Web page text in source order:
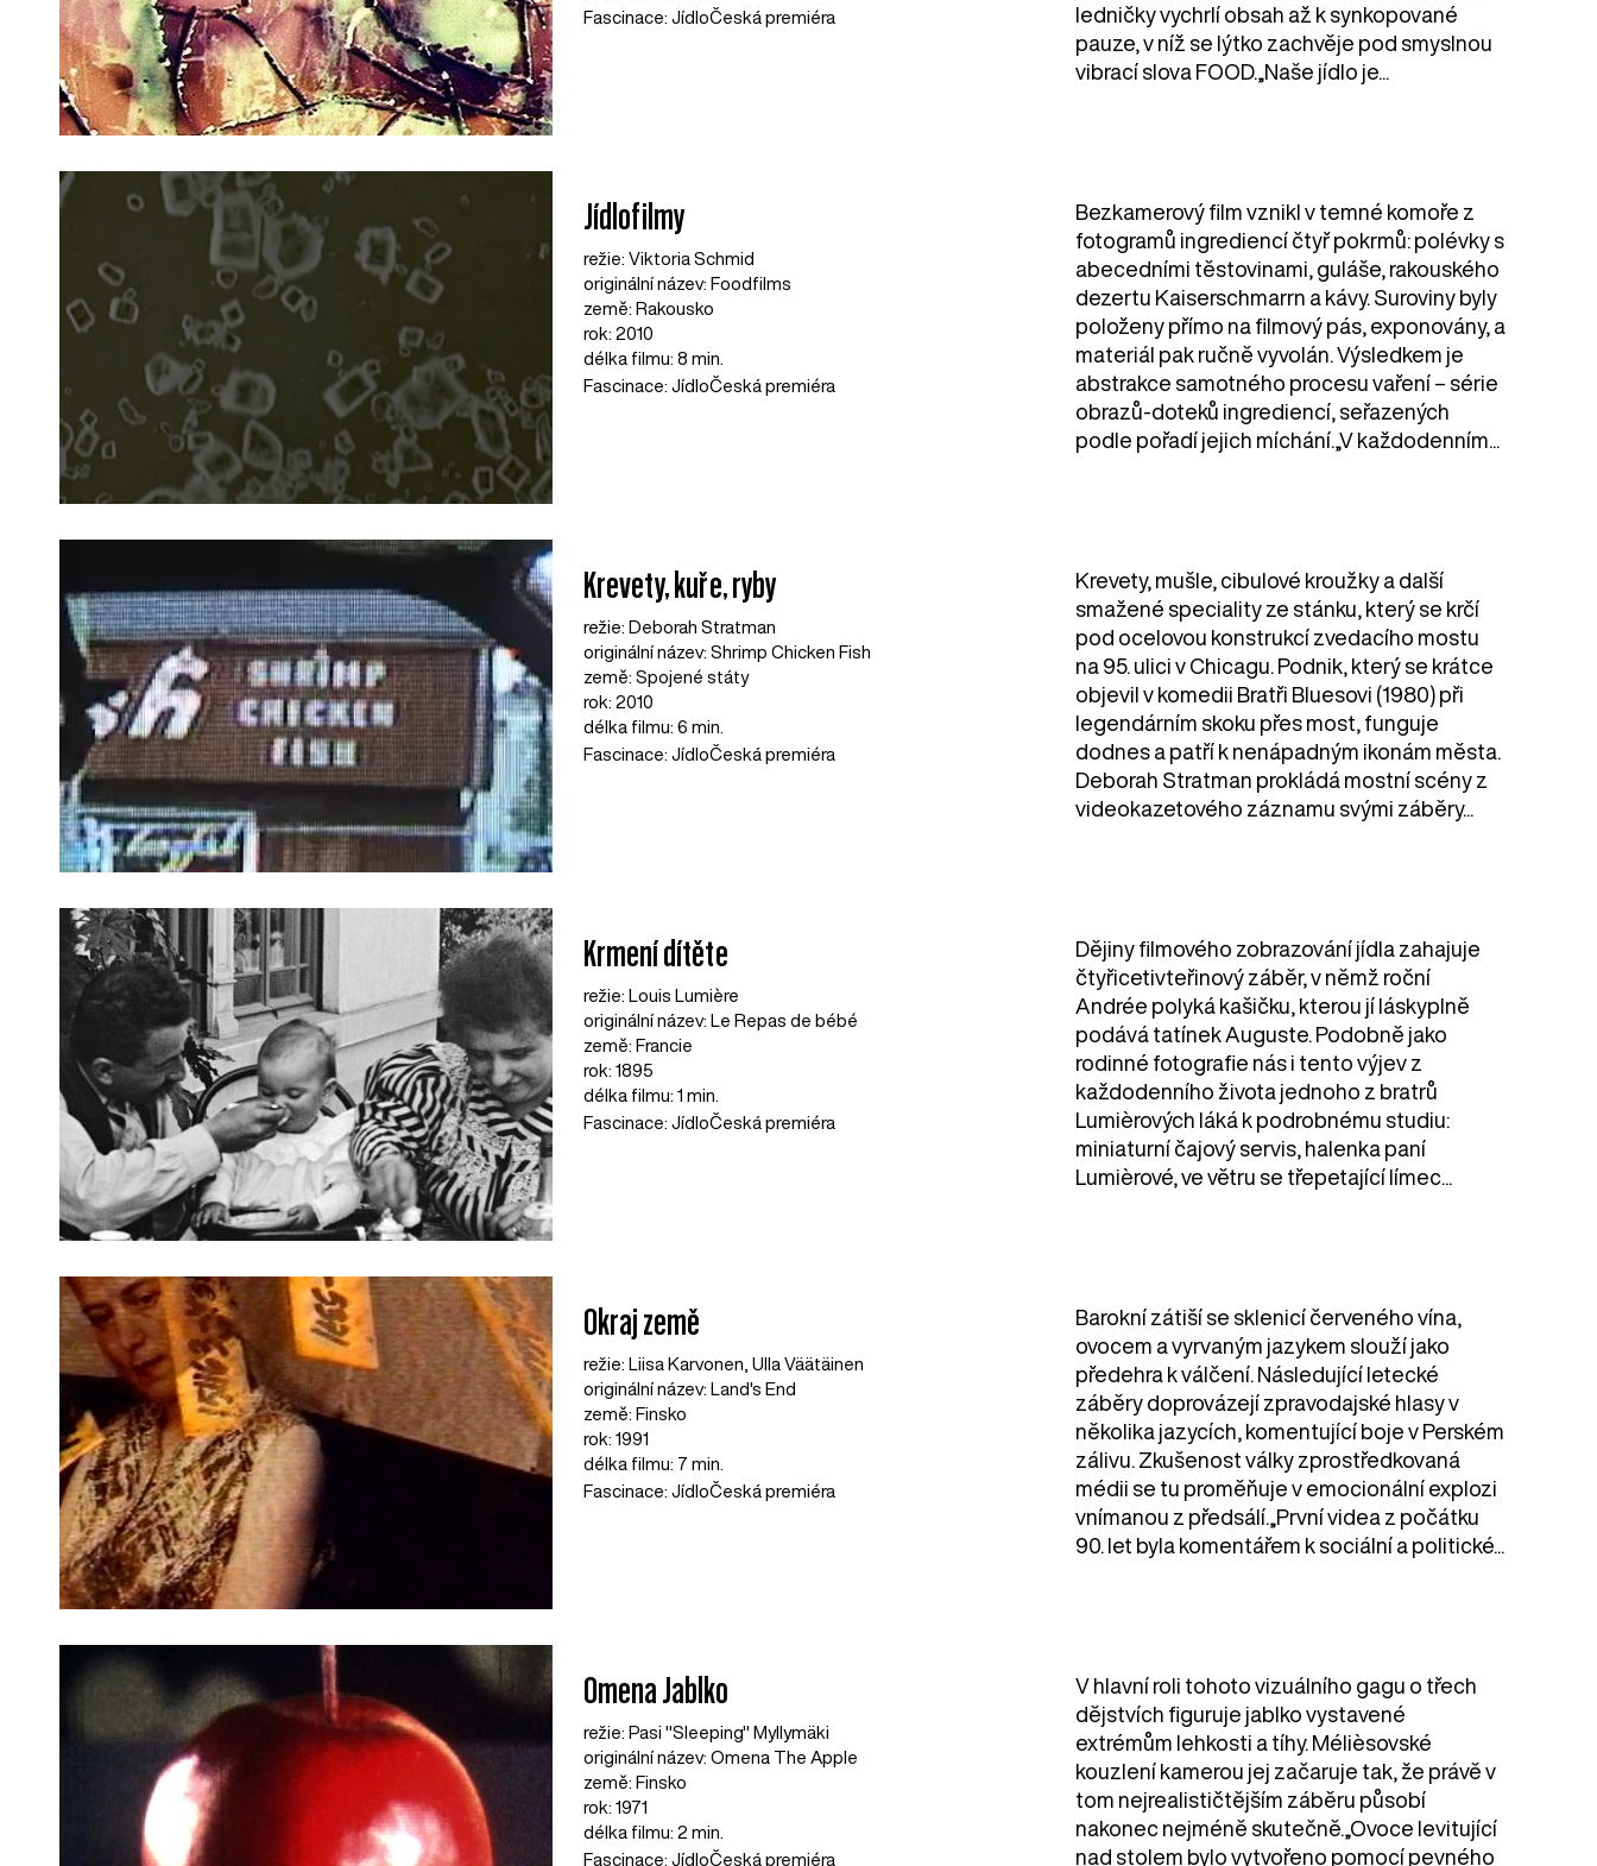
Fascinace: JídloČeská premiéra
ledničky vychrlí obsah až k synkopované
pauze, v níž se lýtko zachvěje pod smyslnou
vibrací slova FOOD.„Naše jídlo je...
Jídlofilmy
režie: Viktoria Schmid
originální název: Foodfilms
země: Rakousko
rok: 2010
délka filmu: 8 min.
Fascinace: JídloČeská premiéra
Bezkamerový film vznikl v temné komoře z
fotogramů ingrediencí čtyř pokrmů: polévky s
abecedními těstovinami, guláše, rakouského
dezertu Kaiserschmarrn a kávy. Suroviny byly
položeny přímo na filmový pás, exponovány, a
materiál pak ručně vyvolán. Výsledkem je
abstrakce samotného procesu vaření – série
obrazů-doteků ingrediencí, seřazených
podle pořadí jejich míchání.„V každodenním...
Krevety, kuře, ryby
režie: Deborah Stratman
originální název: Shrimp Chicken Fish
země: Spojené státy
rok: 2010
délka filmu: 6 min.
Fascinace: JídloČeská premiéra
Krevety, mušle, cibulové kroužky a další
smažené speciality ze stánku, který se krčí
pod ocelovou konstrukcí zvedacího mostu
na 95. ulici v Chicagu. Podnik, který se krátce
objevil v komedii Bratři Bluesovi (1980) při
legendárním skoku přes most, funguje
dodnes a patří k nenápadným ikonám města.
Deborah Stratman prokládá mostní scény z
videokazetového záznamu svými záběry...
Krmení dítěte
režie: Louis Lumière
originální název: Le Repas de bébé
země: Francie
rok: 1895
délka filmu: 1 min.
Fascinace: JídloČeská premiéra
Dějiny filmového zobrazování jídla zahajuje
čtyřicetivteřinový záběr, v němž roční
Andrée polyká kašičku, kterou jí láskyplně
podává tatínek Auguste. Podobně jako
rodinné fotografie nás i tento výjev z
každodenního života jednoho z bratrů
Lumièrových láká k podrobnému studiu:
miniaturní čajový servis, halenka paní
Lumièrové, ve větru se třepetající límec...
Okraj země
režie: Liisa Karvonen, Ulla Väätäinen
originální název: Land's End
země: Finsko
rok: 1991
délka filmu: 7 min.
Fascinace: JídloČeská premiéra
Barokní zátiší se sklenicí červeného vína,
ovocem a vyrvaným jazykem slouží jako
předehra k válčení. Následující letecké
záběry doprovázejí zpravodajské hlasy v
několika jazycích, komentující boje v Perském
zálivu. Zkušenost války zprostředkovaná
médii se tu proměňuje v emocionální explozi
vnímanou z předsálí.„První videa z počátku
90. let byla komentářem k sociální a politické...
Omena Jablko
režie: Pasi "Sleeping" Myllymäki
originální název: Omena The Apple
země: Finsko
rok: 1971
délka filmu: 2 min.
Fascinace: JídloČeská premiéra
V hlavní roli tohoto vizuálního gagu o třech
dějstvích figuruje jablko vystavené
extrémům lehkosti a tíhy. Mélièsovské
kouzlení kamerou jej začaruje tak, že právě v
tom nejrealističtějším záběru působí
nakonec nejméně skutečně.„Ovoce levitující
nad stolem bylo vytvořeno pomocí pevného